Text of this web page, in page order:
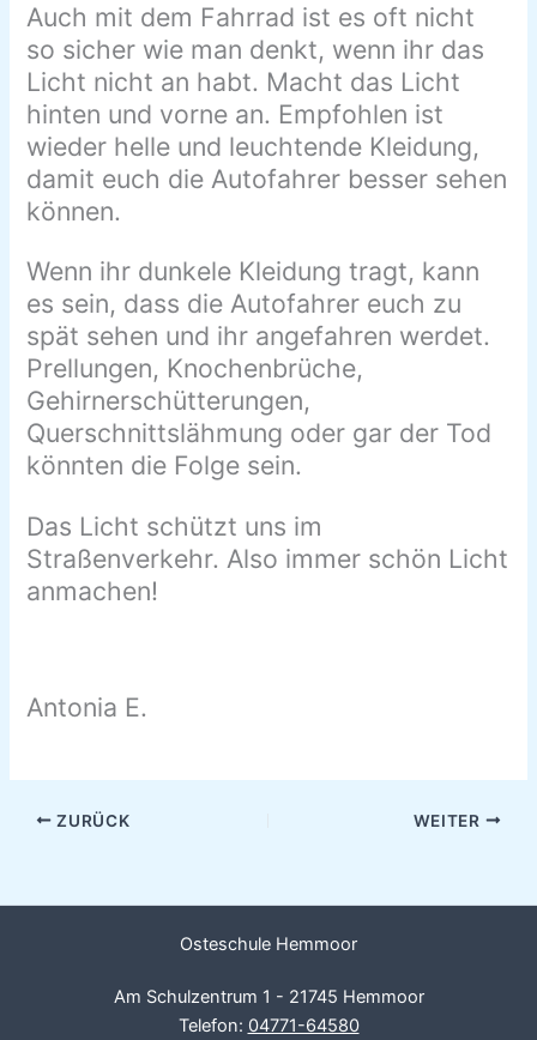
Auch mit dem Fahrrad ist es oft nicht
so sicher wie man denkt, wenn ihr das
Licht nicht an habt. Macht das Licht
hinten und vorne an. Empfohlen ist
wieder helle und leuchtende Kleidung,
damit euch die Autofahrer besser sehen
können.
Wenn ihr dunkele Kleidung tragt, kann
es sein, dass die Autofahrer euch zu
spät sehen und ihr angefahren werdet.
Prellungen, Knochenbrüche,
Gehirnerschütterungen,
Querschnittslähmung oder gar der Tod
könnten die Folge sein.
Das Licht schützt uns im
Straßenverkehr. Also immer schön Licht
anmachen!
Antonia E.
ZURÜCK WEITER
Osteschule Hemmoor
Am Schulzentrum 1 - 21745 Hemmoor
Telefon: 04771-64580